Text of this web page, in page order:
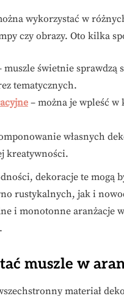
wykorzystać w
czy obrazy. Oto kilka
muszle świetnie sprawdzą
tematycznych.
– można je wpleść
własnych
kreatywności.
dekoracje te mogą
rustykalnych, jak i
i monotonne aranżacje
muszle w
materiał